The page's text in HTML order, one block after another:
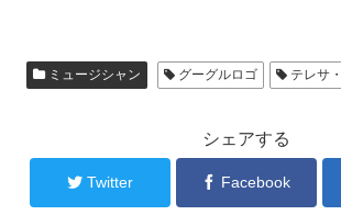
ミュージシャン グーグルロゴ テレサ
シェアする
Twitter Facebook